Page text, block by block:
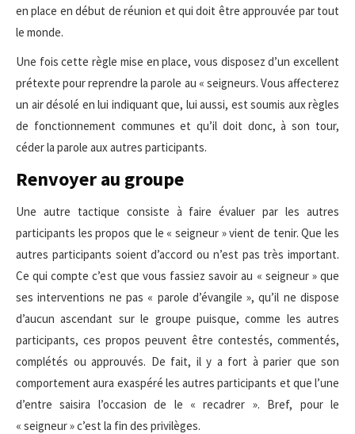
en place en début de réunion et qui doit être approuvée par tout
le monde.
Une fois cette règle mise en place, vous disposez d’un excellent
prétexte pour reprendre la parole au « seigneurs. Vous affecterez
un air désolé en lui indiquant que, lui aussi, est soumis aux règles
de fonctionnement communes et qu’il doit donc, à son tour,
céder la parole aux autres participants.
Renvoyer au groupe
Une autre tactique consiste à faire évaluer par les autres
participants les propos que le « seigneur » vient de tenir. Que les
autres participants soient d’accord ou n’est pas très important.
Ce qui compte c’est que vous fassiez savoir au « seigneur » que
ses interventions ne pas « parole d’évangile », qu’il ne dispose
d’aucun ascendant sur le groupe puisque, comme les autres
participants, ces propos peuvent être contestés, commentés,
complétés ou approuvés. De fait, il y a fort à parier que son
comportement aura exaspéré les autres participants et que l’une
d’entre saisira l’occasion de le « recadrer ». Bref, pour le
« seigneur » c’est la fin des privilèges.